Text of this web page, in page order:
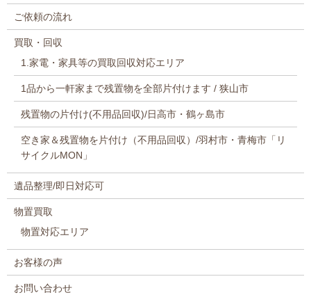
ご依頼の流れ
買取・回収
1.家電・家具等の買取回収対応エリア
1品から一軒家まで残置物を全部片付けます / 狭山市
残置物の片付け(不用品回収)/日高市・鶴ヶ島市
空き家＆残置物を片付け（不用品回収）/羽村市・青梅市「リ
サイクルMON」
遺品整理/即日対応可
物置買取
物置対応エリア
お客様の声
お問い合わせ